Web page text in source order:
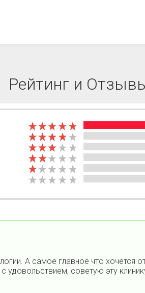
Рейтинг и
А самое главное что хочется
советую эту